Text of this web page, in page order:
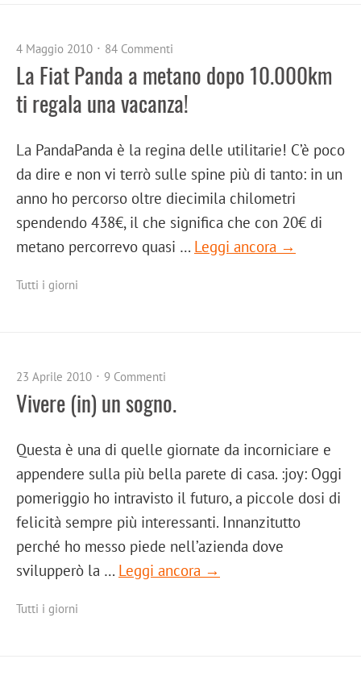
4 Maggio 2010 84 Commenti
La Fiat Panda a metano dopo 10.000km
ti regala una vacanza!
La PandaPanda è la regina delle utilitarie! C’è poco
da dire e non vi terrò sulle spine più di tanto: in un
anno ho percorso oltre diecimila chilometri
spendendo 438€, il che significa che con 20€ di
metano percorrevo quasi … Leggi ancora →
Tutti i giorni
23 Aprile 2010 9 Commenti
Vivere (in) un sogno.
Questa è una di quelle giornate da incorniciare e
appendere sulla più bella parete di casa. :joy: Oggi
pomeriggio ho intravisto il futuro, a piccole dosi di
felicità sempre più interessanti. Innanzitutto
perché ho messo piede nell’azienda dove
svilupperò la … Leggi ancora →
Tutti i giorni